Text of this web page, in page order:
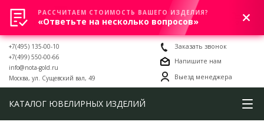
0
+7(495) 135-00-10
+7(499) 550-00-66
info@nota-gold.ru
Москва, ул. Сущевский вал, 49
Заказать звонок
Напишите нам
Выезд менеджера
КАТАЛОГ ЮВЕЛИРНЫХ ИЗДЕЛИЙ
РАССЧИТАЕМ СТОИМОСТЬ ВАШЕГО ИЗДЕЛИЯ?
«Ответьте на несколько вопросов»